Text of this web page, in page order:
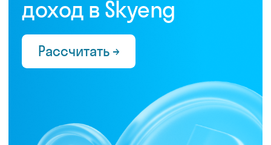
Готовые планы и материалы, онлайн-
платформа с автопроверкой заданий,
поддержка 24/7 и никакой бюрократии
Деньги
штрафов и переработок, скрытых условий
Уважение к преподавателю и его